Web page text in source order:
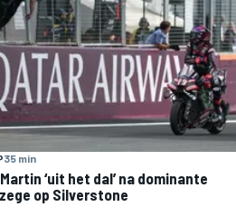
35 min
‘uit het dal’ na dominante
op Silverstone